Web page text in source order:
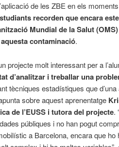
de les ZBE en els
recorden que encara
Mundial de la Salut
contaminació.
projecte molt interessant per a
d’analitzar i treballar una
tècniques estadístiques que
sobre aquest aprenentatge
de l’EUSS i tutora del projecte.
públiques i no han pogut
a Barcelona, encara que